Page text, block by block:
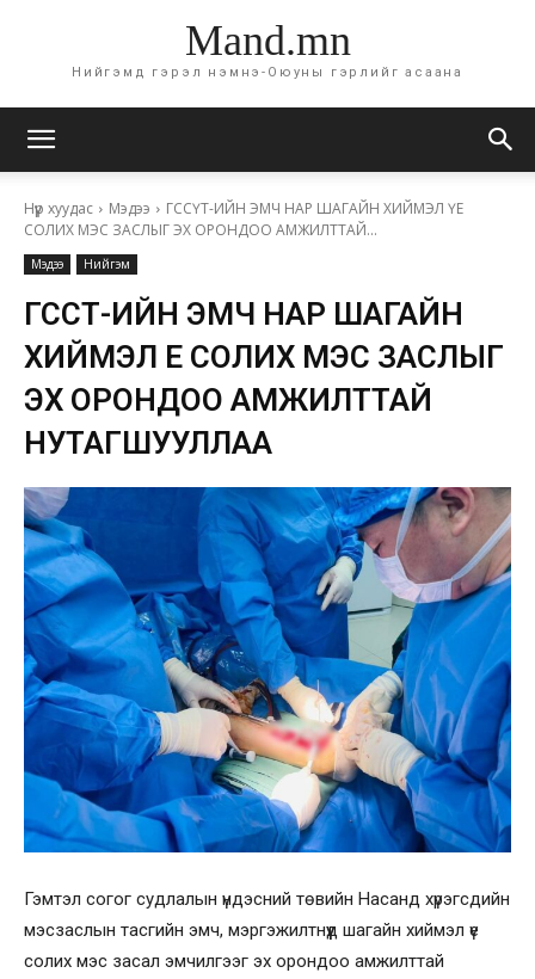
Mand.mn
Нийгэмд гэрэл нэмнэ-Оюуны гэрлийг асаана
Нүүр хуудас Мэдээ
ГССҮТ-ИЙН ЭМЧ НАР ШАГАЙН ХИЙМЭЛ ҮЕ
СОЛИХ МЭС ЗАСЛЫГ ЭХ ОРОНДОО АМЖИЛТТАЙ...
Мэдээ Нийгэм
ГССҮТ-ИЙН ЭМЧ НАР ШАГАЙН
ХИЙМЭЛ ҮЕ СОЛИХ МЭС ЗАСЛЫГ
ЭХ ОРОНДОО АМЖИЛТТАЙ
НУТАГШУУЛЛАА
Гэмтэл согог судлалын үндэсний төвийн Насанд хүрэгсдийн
мэсзаслын тасгийн эмч, мэргэжилтнүүд шагайн хиймэл үе
солих мэс засал эмчилгээг эх орондоо амжилттай